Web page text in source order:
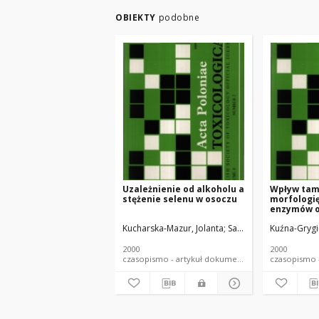
OBIEKTY podobne
Uzależnienie od alkoholu a
stężenie selenu w osoczu
Kucharska-Mazur, Jolanta Samochowiec, Jerzy
2000
czasopismo - artykuł dokument piśmienniczy
Wpływ
enzymów
nerkach
Kuźna-
2000